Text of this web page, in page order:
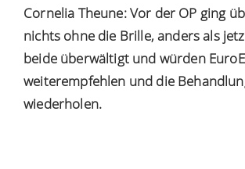
Cornelia Theune: Vor der OP ging
nichts ohne die Brille, anders als
beide überwältigt und würden
weiterempfehlen und die
wiederholen.